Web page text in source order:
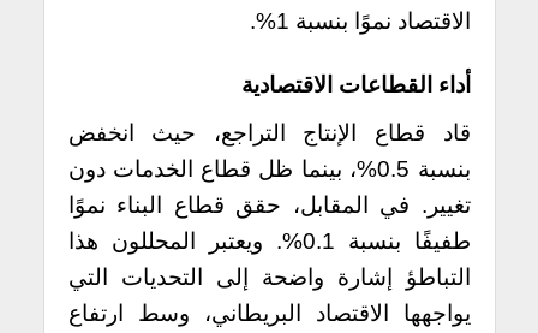
الاقتصاد نموًا بنسبة 1%.
أداء القطاعات الاقتصادية
قاد قطاع الإنتاج التراجع، حيث انخفض
بنسبة 0.5%، بينما ظل قطاع الخدمات دون
تغيير. في المقابل، حقق قطاع البناء نموًا
طفيفًا بنسبة 0.1%. ويعتبر المحللون هذا
التباطؤ إشارة واضحة إلى التحديات التي
يواجهها الاقتصاد البريطاني، وسط ارتفاع